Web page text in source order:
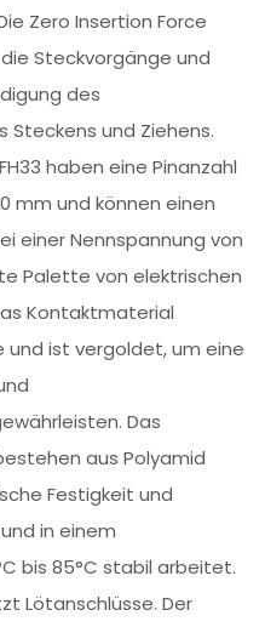
Zero Insertion Force
Steckvorgänge und
des
Steckens und Ziehens.
haben eine Pinanzahl
mm und können einen
einer Nennspannung von
Palette von elektrischen
Kontaktmaterial
ist vergoldet, um eine
Das
aus Polyamid
Festigkeit und
in einem
bis 85°C stabil arbeitet.
Lötanschlüsse. Der